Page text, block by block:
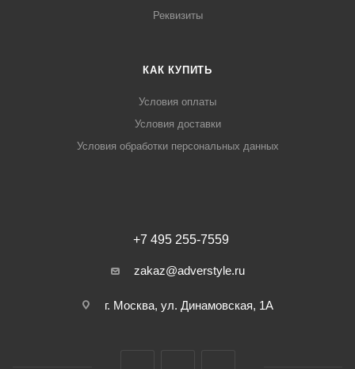
Реквизиты
КАК КУПИТЬ
Условия оплаты
Условия доставки
Условия обработки персональных данных
+7 495 255-7559
zakaz@adverstyle.ru
г. Москва, ул. Динамовская, 1А